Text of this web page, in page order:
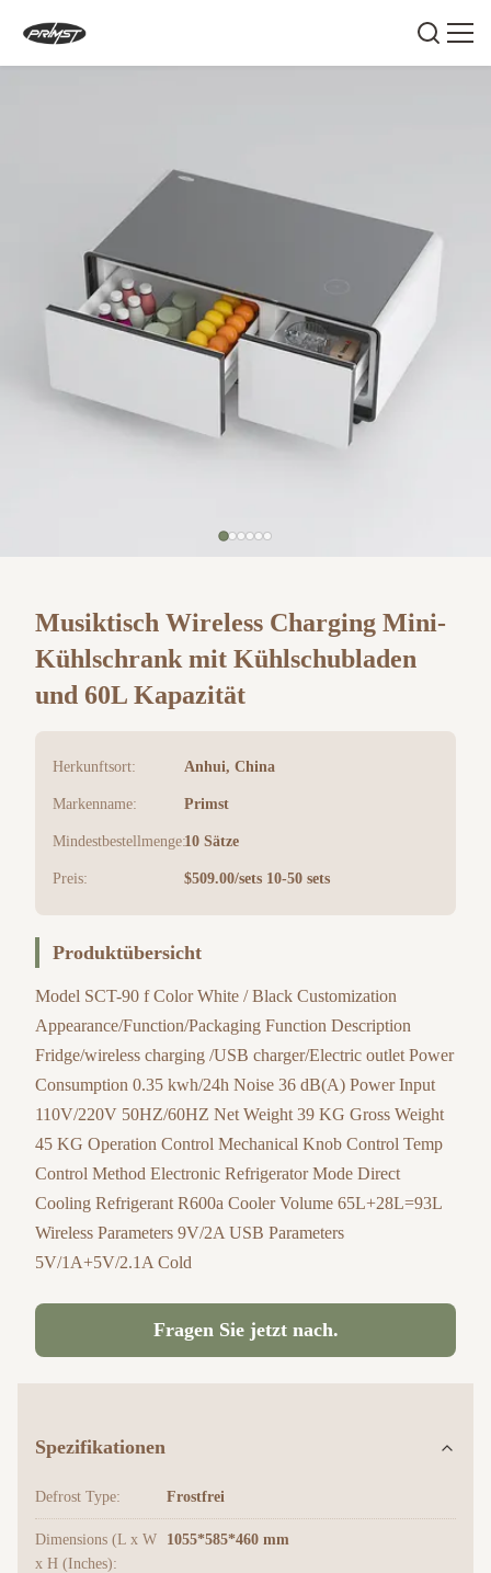
Musiktisch Wireless Charging Mini-
Kühlschrank mit Kühlschubladen
und 60L Kapazität
Herkunftsort: Anhui, China
Markenname: Primst
Mindestbestellmenge:10 Sätze
Preis: $509.00/sets 10-50 sets
Produktübersicht
Model SCT-90 f Color White / Black Customization
Appearance/Function/Packaging Function Description
Fridge/wireless charging /USB charger/Electric outlet Power
Consumption 0.35 kwh/24h Noise 36 dB(A) Power Input
110V/220V 50HZ/60HZ Net Weight 39 KG Gross Weight
45 KG Operation Control Mechanical Knob Control Temp
Control Method Electronic Refrigerator Mode Direct
Cooling Refrigerant R600a Cooler Volume 65L+28L=93L
Wireless Parameters 9V/2A USB Parameters
5V/1A+5V/2.1A Cold
Fragen Sie jetzt nach.
Spezifikationen
Defrost Type: Frostfrei
Dimensions (L x W
x H (Inches):
1055*585*460 mm